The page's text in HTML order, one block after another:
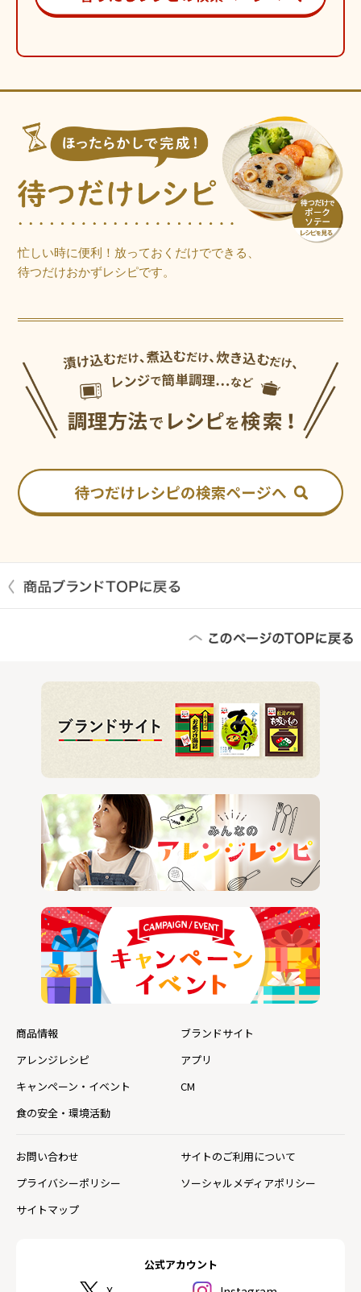
忙しい時に便利！放っておくだけでできる、
待つだけおかずレシピです。
公式アカウント
商品情報
ブランドサイト
アレンジレシピ
アプリ
キャンペーン・イベント
CM
食の安全・環境活動
お問い合わせ
サイトのご利用について
プライバシーポリシー
ソーシャルメディアポリシー
サイトマップ